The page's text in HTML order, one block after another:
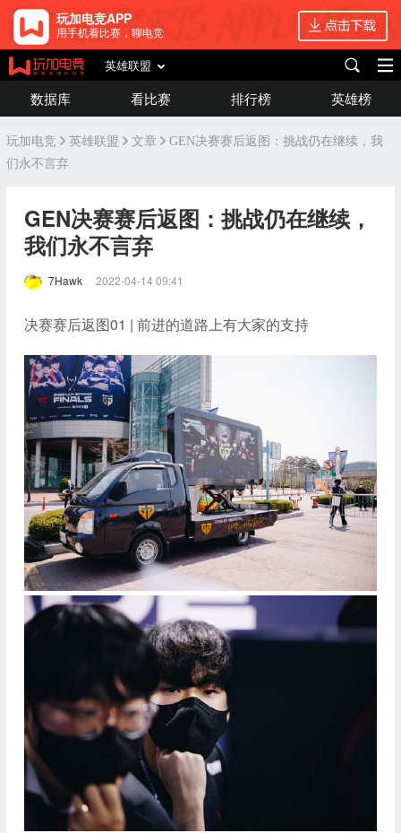
玩加电竞APP
用手机看比赛，聊电竞
英雄联盟
数据库 看比赛 排行榜 英雄榜
玩加电竞 英雄联盟 文章
GEN决赛赛后返图：挑战仍在继续，我
们永不言弃
GEN决赛赛后返图：挑战仍在继续，
我们永不言弃
7Hawk 2022-04-14 09:41
决赛赛后返图01 | 前进的道路上有大家的支持